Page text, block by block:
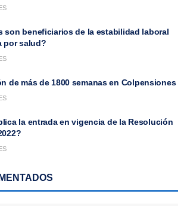
son beneficiarios de la estabilidad laboral
por salud?
de más de 1800 semanas en Colpensiones
la entrada en vigencia de la Resolución